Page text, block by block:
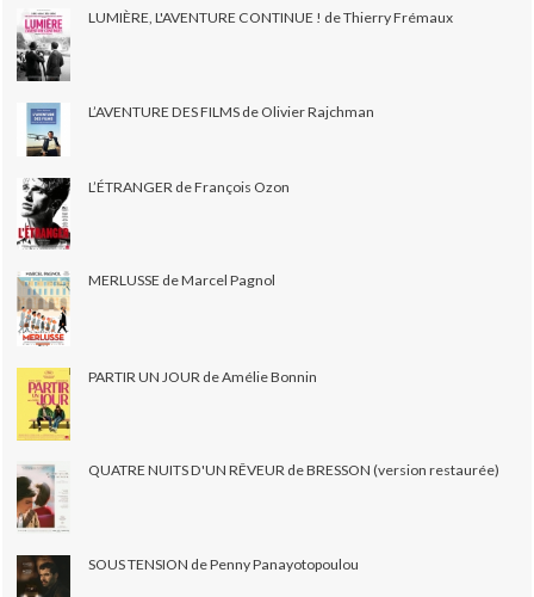
LUMIÈRE, L'AVENTURE CONTINUE ! de Thierry Frémaux
L’AVENTURE DES FILMS de Olivier Rajchman
L’ÉTRANGER de François Ozon
MERLUSSE de Marcel Pagnol
PARTIR UN JOUR de Amélie Bonnin
QUATRE NUITS D'UN RÊVEUR de BRESSON (version restaurée)
SOUS TENSION de Penny Panayotopoulou